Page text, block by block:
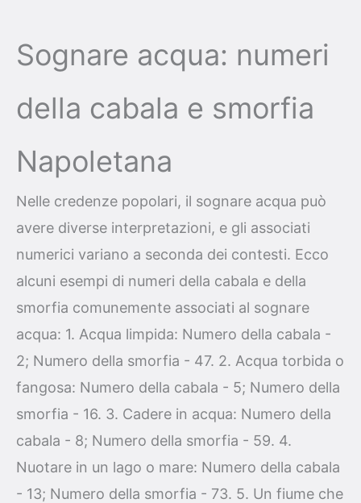
Sognare acqua: numeri
della cabala e smorfia
Napoletana
Nelle credenze popolari, il sognare acqua può
avere diverse interpretazioni, e gli associati
numerici variano a seconda dei contesti. Ecco
alcuni esempi di numeri della cabala e della
smorfia comunemente associati al sognare
acqua: 1. Acqua limpida: Numero della cabala -
2; Numero della smorfia - 47. 2. Acqua torbida o
fangosa: Numero della cabala - 5; Numero della
smorfia - 16. 3. Cadere in acqua: Numero della
cabala - 8; Numero della smorfia - 59. 4.
Nuotare in un lago o mare: Numero della cabala
- 13; Numero della smorfia - 73. 5. Un fiume che